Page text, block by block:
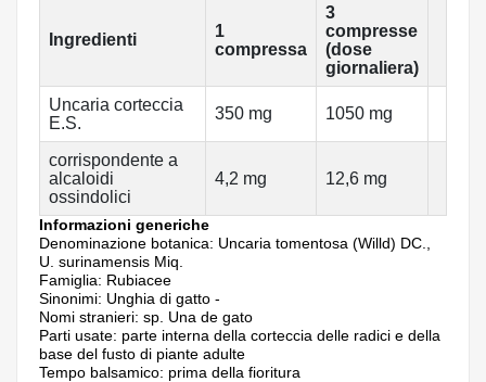
Ingredienti
1
compressa
3
compresse
(dose
giornaliera)
Uncaria corteccia
E.S.
350 mg 1050 mg
corrispondente a
alcaloidi
ossindolici
4,2 mg 12,6 mg
Informazioni generiche
Denominazione botanica: Uncaria tomentosa (Willd) DC.,
U. surinamensis Miq.
Famiglia: Rubiacee
Sinonimi: Unghia di gatto -
Nomi stranieri: sp. Una de gato
Parti usate: parte interna della corteccia delle radici e della
base del fusto di piante adulte
Tempo balsamico: prima della fioritura